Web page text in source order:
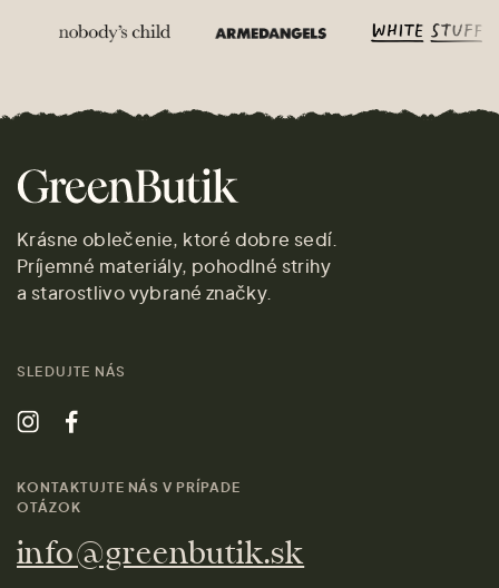
Krásne oblečenie, ktoré dobre sedí.
Príjemné materiály, pohodlné strihy
a starostlivo vybrané značky.
SLEDUJTE NÁS
KONTAKTUJTE NÁS V PRÍPADE
OTÁZOK
info@greenbutik.sk